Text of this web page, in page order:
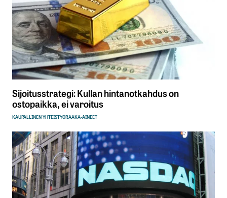
Sijoitusstrategi: Kullan hintanotkahdus on
ostopaikka, ei varoitus
KAUPALLINEN YHTEISTYÖRAAKA-AINEET